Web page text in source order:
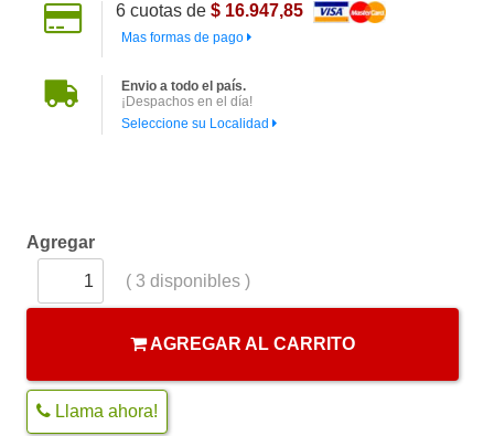
6cuotas de $ 16.947,85
Mas formas de pago
Envio a todo el país.
¡Despachos en el día!
Seleccione su Localidad
Agregar
(3disponibles )
AGREGAR AL CARRITO
Llama ahora!